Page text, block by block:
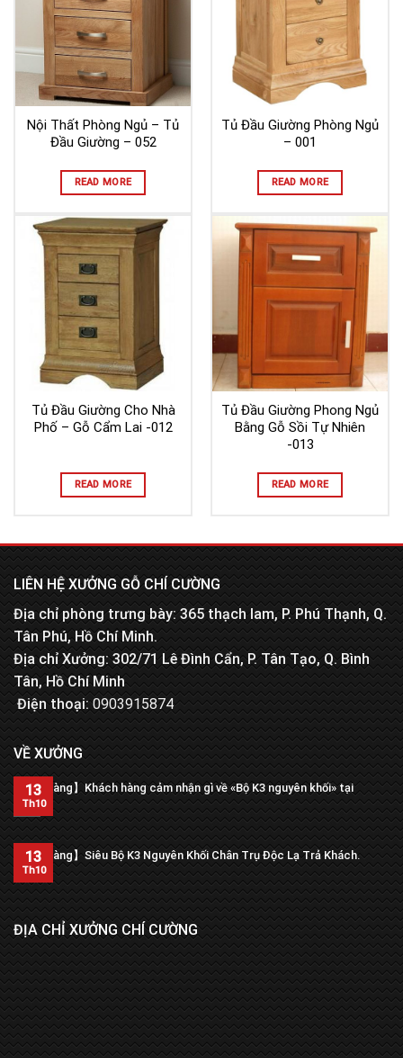
Nội Thất Phòng Ngủ – Tủ
Đầu Giường – 052
READ MORE
Tủ Đầu Giường Phòng Ngủ
– 001
READ MORE
Tủ Đầu Giường Cho Nhà
Phố – Gỗ Cẩm Lai -012
READ MORE
Tủ Đầu Giường Phong Ngủ
Bằng Gỗ Sồi Tự Nhiên
-013
READ MORE
LIÊN HỆ XƯỞNG GỖ CHÍ CƯỜNG
Địa chỉ phòng trưng bày: 365 thạch lam, P. Phú Thạnh, Q.
Tân Phú, Hồ Chí Minh.
Địa chỉ Xưởng: 302/71 Lê Đình Cẩn, P. Tân Tạo, Q. Bình
Tân, Hồ Chí Minh
Điện thoại:0903915874
VỀ XƯỞNG
【Trả hàng】Khách hàng cảm nhận gì về «Bộ K3 nguyên khối» tại
xưởng?
13
Th10
【Trả hàng】Siêu Bộ K3 Nguyên Khối Chân Trụ Độc Lạ Trả Khách.
13
Th10
ĐỊA CHỈ XƯỞNG CHÍ CƯỜNG